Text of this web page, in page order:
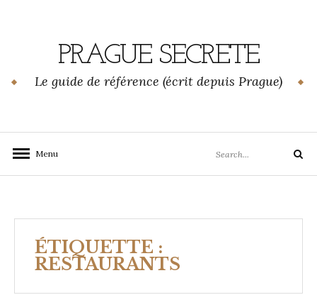
PRAGUE SECRETE
Le guide de référence (écrit depuis Prague)
Menu
for:
Search
ÉTIQUETTE :
RESTAURANTS